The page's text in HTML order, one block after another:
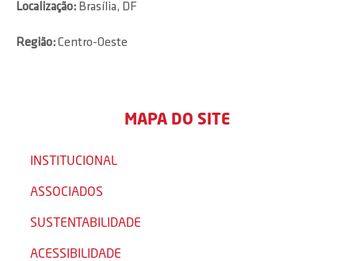
Localização: Brasília, DF
Região:Centro-Oeste
MAPA DO SITE
INSTITUCIONAL
ASSOCIADOS
SUSTENTABILIDADE
ACESSIBILIDADE